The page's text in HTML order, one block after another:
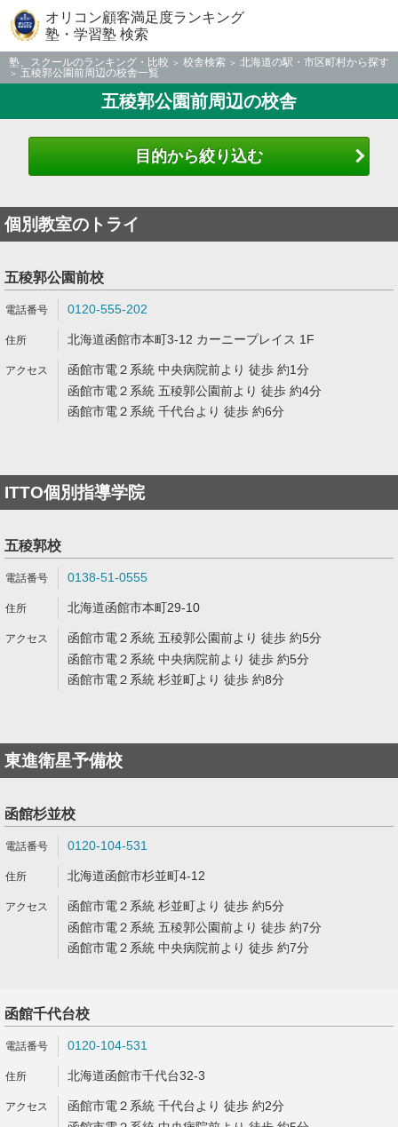
オリコン顧客満足度ランキング
塾・学習塾 検索
塾、スクールのランキング・比較 校舎検索
北海道の駅・市区町村から探す
五稜郭公園前周辺の校舎一覧
五稜郭公園前周辺の校舎
目的から絞り込む
個別教室のトライ
五稜郭公園前校
0120-555-202
北海道函館市本町3-12 カーニープレイス 1F
函館市電２系統 中央病院前より 徒歩 約1分
函館市電２系統 五稜郭公園前より 徒歩 約4分
函館市電２系統 千代台より 徒歩 約6分
ITTO個別指導学院
五稜郭校
0138-51-0555
北海道函館市本町29-10
函館市電２系統 五稜郭公園前より 徒歩 約5分
函館市電２系統 中央病院前より 徒歩 約5分
函館市電２系統 杉並町より 徒歩 約8分
東進衛星予備校
函館杉並校
0120-104-531
北海道函館市杉並町4-12
函館市電２系統 杉並町より 徒歩 約5分
函館市電２系統 五稜郭公園前より 徒歩 約7分
函館市電２系統 中央病院前より 徒歩 約7分
函館千代台校
0120-104-531
北海道函館市千代台32-3
函館市電２系統 千代台より 徒歩 約2分